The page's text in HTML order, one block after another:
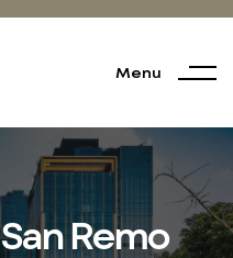
Menu
Remo